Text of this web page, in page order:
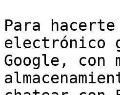
Para
electrónico
Google, con